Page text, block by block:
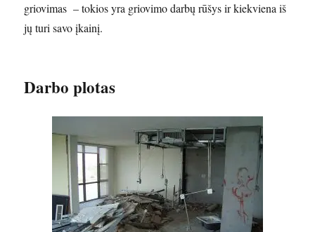
griovimas – tokios yra griovimo darbų rūšys ir kiekviena iš
jų turi savo įkainį.
Darbo plotas